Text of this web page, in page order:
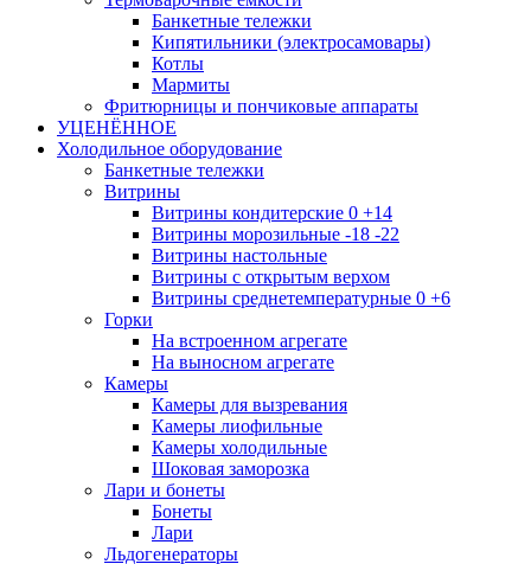
Банкетные тележки
Кипятильники (электросамовары)
Котлы
Мармиты
Фритюрницы и пончиковые аппараты
УЦЕНЁННОЕ
Холодильное оборудование
Банкетные тележки
Витрины
Витрины кондитерские 0 +14
Витрины морозильные -18 -22
Витрины настольные
Витрины с открытым верхом
Витрины среднетемпературные 0 +6
Горки
На встроенном агрегате
На выносном агрегате
Камеры
Камеры для вызревания
Камеры лиофильные
Камеры холодильные
Шоковая заморозка
Лари и бонеты
Бонеты
Лари
Льдогенераторы